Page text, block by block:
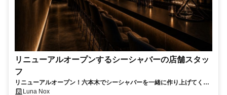
リニューアルオープンするシーシャバーの店舗スタッ
フ
リニューアルオープン！六本木でシーシャバーを一緒に作り上げてくれ
る方を大募集！
Luna Nox